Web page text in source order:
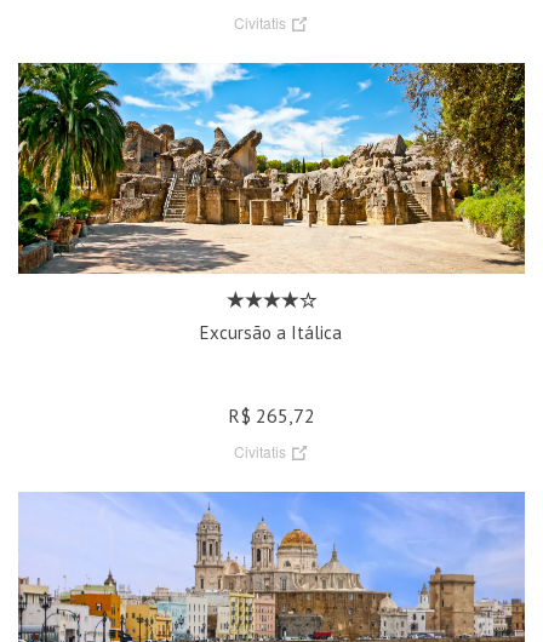
Civitatis
Excursão a Itálica
R$ 265,72
Civitatis